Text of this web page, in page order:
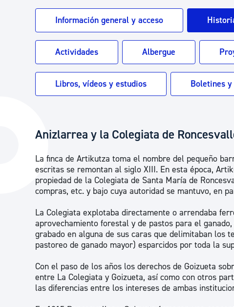
Participación ciudadana y asociacionismo
Deporte
La ciudad ahora
Descubre la ciudad
Noticias
Avisos
Información general y acceso
Actividades Albergue
Libros, vídeos y estudios Boletines
Anizlarrea y la Colegiata de
La finca de Artikutza toma el nombre del pequeño
escritas se remontan al siglo XIII. En esta época,
propiedad de la Colegiata de Santa María de
compras, etc. y bajo cuya autoridad se mantuvo, en
La Colegiata explotaba directamente o arrendaba
aprovechamiento forestal y de pastos para el
grabado en alguna de sus caras que delimitaban los
pastoreo de ganado mayor) esparcidos por toda la
Con el paso de los años los derechos de Goizueta
entre La Colegiata y Goizueta, así como con otros
las diferencias entre los intereses de ambas